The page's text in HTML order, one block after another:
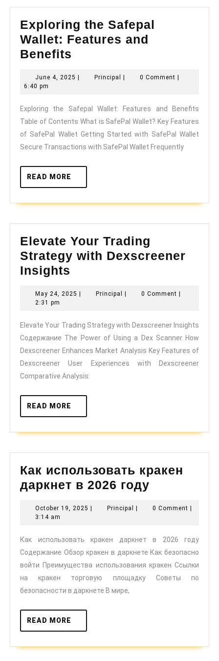
Exploring the Safepal
Wallet: Features and
Benefits
Safepal
Features
and
Benefits
June 4, 2025 June
Principal Principal0 Comment
6:40 pm
Exploring the Safepal Wallet: Features and Benefits
Table of Contents What is SafePal Wallet? Key Features
of SafePal Wallet Getting Started with SafePal Wallet
Secure Transactions with SafePal Wallet Frequently
READ MORE
MORE
Elevate Your Trading
Strategy with Dexscreener
Insights
Trading
with
Dexscreener
Insights
May 24, 2025 May
| Principal Principal
| 0 Comment |
2:31 pm
Elevate Your Trading Strategy with Dexscreener Insights
Содержание The Power of Using a Dex Scanner How
Dexscreener Enhances Market Analysis Key Features of
Dexscreener User Experiences with Dexscreener
Comparative Analysis:
READ MORE
MORE
Как использовать кракен
даркнет в 2026 году
кракен
в
2026
году
October 19, 2025 October
| Principal Principal
| 0 Comment |
3:14 am
Как использовать кракен даркнет в 2026 году
Содержание Обзор кракен в даркнете Как безопасно
войти Преимущества использования кракен Ссылки
на кракен торговую площадку Советы по
безопасности в даркнете В мире,
READ MORE
MORE